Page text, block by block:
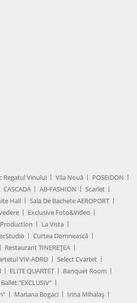
Regatul Vinului Vila Nouă
POSEIDON
CASCADA AB-FASHION
Scarlet
Hall
Sala De Bachete AEROPORT
Exclusive Foto&Video
La Vista
Curtea Domnească
Restaurant TINEREȚEA
VIV-ADRO
Select Cvartet
ELITE QUARTET
Banquet Room
"EXCLUSIV"
Mariana Bogaci
Irina Mihalaș